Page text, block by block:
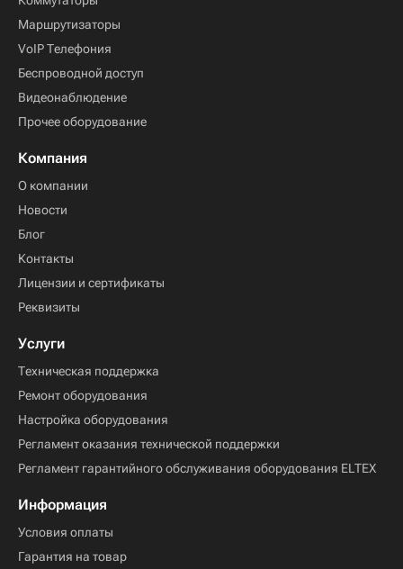
Маршрутизаторы
VoIP Телефония
Беспроводной доступ
Видеонаблюдение
Прочее оборудование
Компания
О компании
Новости
Блог
Контакты
Лицензии и сертификаты
Реквизиты
Услуги
Техническая поддержка
Ремонт оборудования
Настройка оборудования
Регламент оказания технической поддержки
Регламент гарантийного обслуживания оборудования ELTEX
Информация
Условия оплаты
Гарантия на товар